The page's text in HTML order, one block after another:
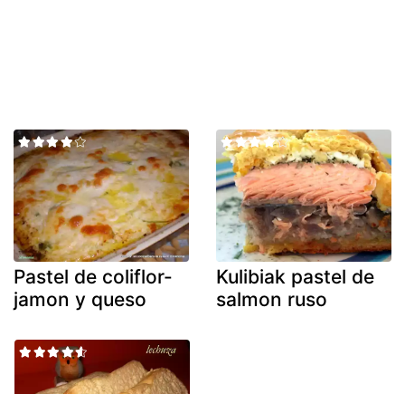
Pastel de coliflor-
jamon y queso
Kulibiak pastel de
salmon ruso